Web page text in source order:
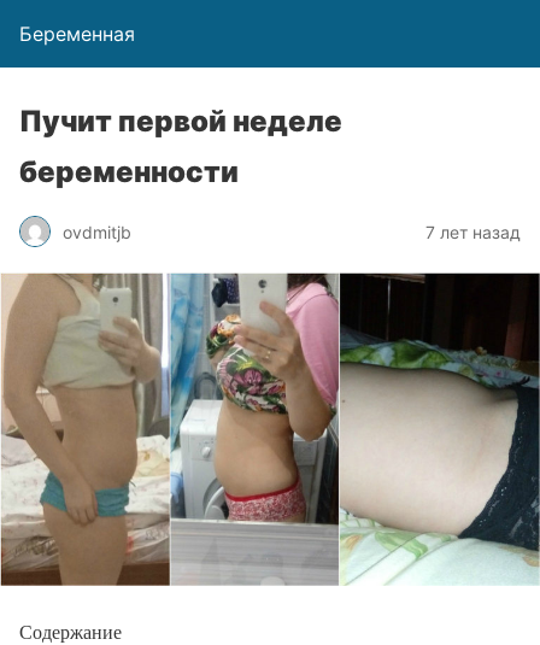
Беременная
Пучит первой неделе
беременности
ovdmitjb 7 лет назад
Содержание